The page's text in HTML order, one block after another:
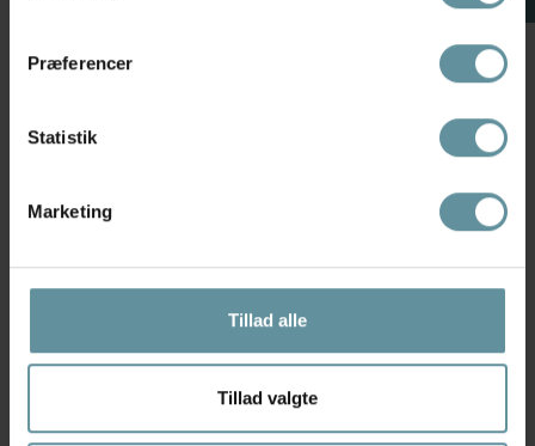
Præferencer
Statistik
Marketing
Tillad alle
Tillad valgte
Jacket - Cowboy jakke 30362
Denim Blue
S
jakke 50210299 Medium Blue
Denim
449,98 kr
S M
70 % 40 %